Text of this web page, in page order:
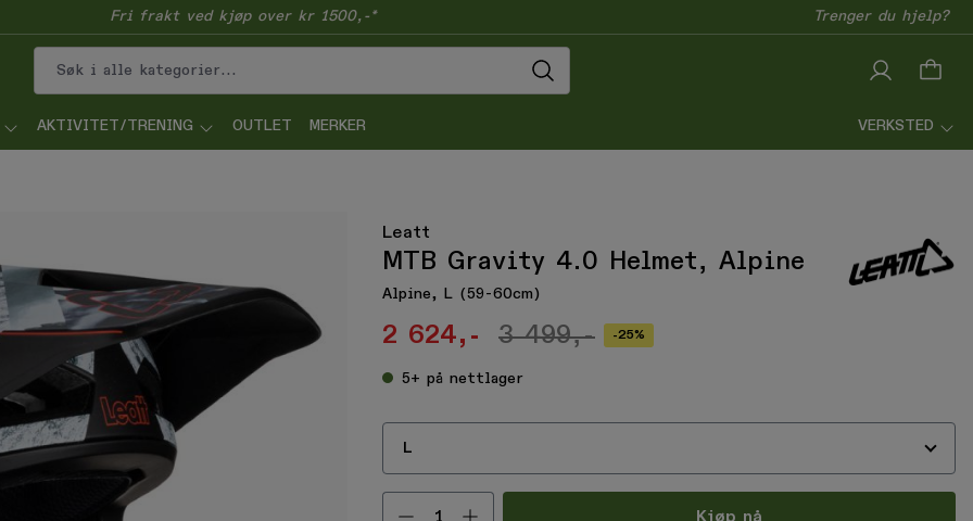
Fri frakt ved kjøp over kr 1500,-* Trenger du hjelp?
AKTIVITET/TRENING OUTLET MERKER VERKSTED
Leatt
MTB Gravity 4.0 Helmet, Alpine
Alpine, L (59-60cm)
2 624,- 3 499,- -25%
5+ på nettlager
L
Velg antall